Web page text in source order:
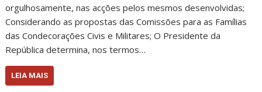
orgulhosamente, nas acções pelos mesmos desenvolvidas;
Considerando as propostas das Comissões para as Famílias
das Condecorações Civis e Militares; O Presidente da
República determina, nos termos…
LEIA MAIS